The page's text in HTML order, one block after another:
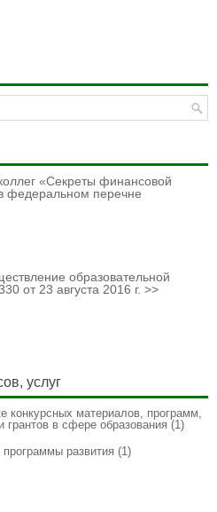
«Секреты финансовой
федеральном перечне
образовательной
от 23 августа 2016 г. >>
услуг
конкурсных материалов, программ,
грантов в сфере образования (1)
развития (1)